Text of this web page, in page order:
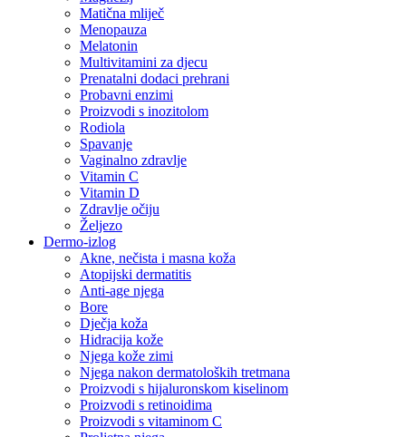
Matična mliječ
Menopauza
Melatonin
Multivitamini za djecu
Prenatalni dodaci prehrani
Probavni enzimi
Proizvodi s inozitolom
Rodiola
Spavanje
Vaginalno zdravlje
Vitamin C
Vitamin D
Zdravlje očiju
Željezo
Dermo-izlog
Akne, nečista i masna koža
Atopijski dermatitis
Anti-age njega
Bore
Dječja koža
Hidracija kože
Njega kože zimi
Njega nakon dermatoloških tretmana
Proizvodi s hijaluronskom kiselinom
Proizvodi s retinoidima
Proizvodi s vitaminom C